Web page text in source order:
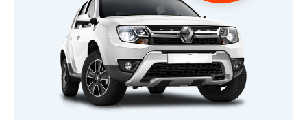
8 800 500-03-23
с 08:00 по 20:00, без выходных
Привольная улица, 2, к5
Перезвоните мне